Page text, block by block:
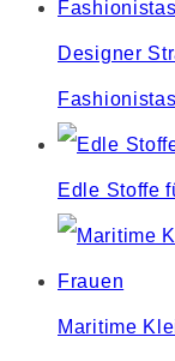
Designer
Fashionistas
Edle Stoffe
Maritime